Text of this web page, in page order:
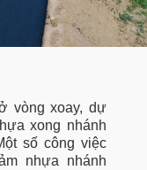
vòng xoay, dự
xong nhánh
số công việc
nhựa nhánh